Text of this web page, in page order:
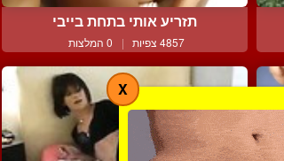
תזריע אותי בתחת בייבי
4857 צפיות | 0 המלצות
X